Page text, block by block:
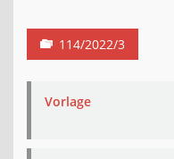
114/2022/3
Vorlage